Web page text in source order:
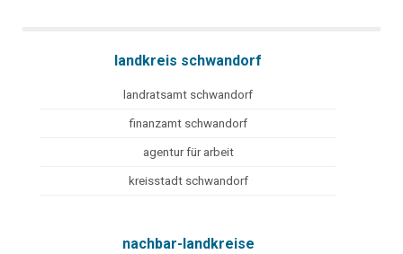
landkreis schwandorf
landratsamt schwandorf
finanzamt schwandorf
agentur für arbeit
kreisstadt schwandorf
nachbar-landkreise